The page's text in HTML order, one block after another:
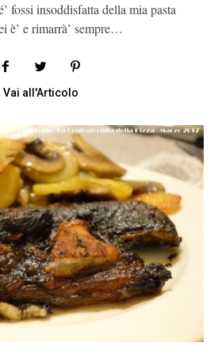
fossi insoddisfatta della mia pasta
è’ e rimarrà’ sempre…
Vai all'Articolo